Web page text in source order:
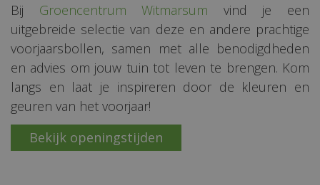
Bij Groencentrum Witmarsum vind je een
uitgebreide selectie van deze en andere prachtige
voorjaarsbollen, samen met alle benodigdheden
en advies om jouw tuin tot leven te brengen. Kom
langs en laat je inspireren door de kleuren en
geuren van het voorjaar!
Bekijk openingstijden